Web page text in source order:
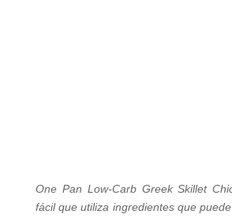
One Pan Low-Carb Greek Skillet
fácil que utiliza ingredientes que